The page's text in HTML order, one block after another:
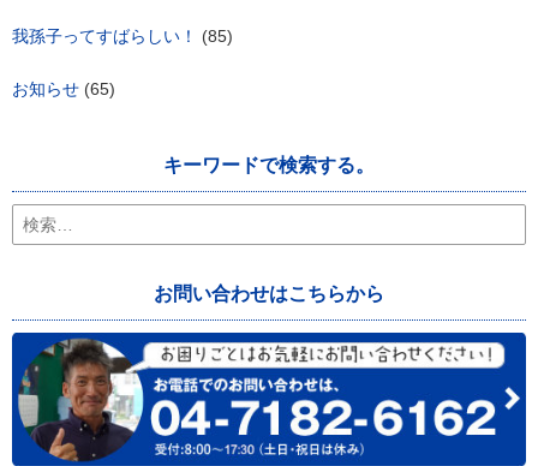
我孫子ってすばらしい！ (85)
お知らせ (65)
キーワードで検索する。
検
索:
お問い合わせはこちらから